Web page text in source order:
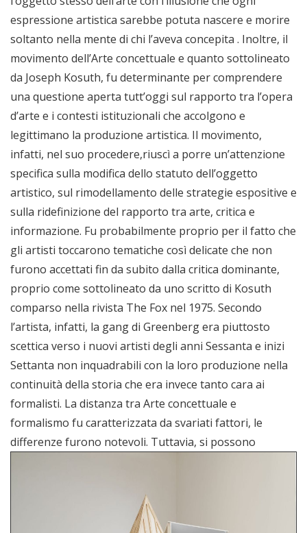
espressione artistica sarebbe potuta nascere e morire
soltanto nella mente di chi l’aveva concepita . Inoltre, il
movimento dell’Arte concettuale e quanto sottolineato
da Joseph Kosuth, fu determinante per comprendere
una questione aperta tutt’oggi sul rapporto tra l’opera
d’arte e i contesti istituzionali che accolgono e
legittimano la produzione artistica. Il movimento,
infatti, nel suo procedere,riuscì a porre un’attenzione
specifica sulla modifica dello statuto dell’oggetto
artistico, sul rimodellamento delle strategie espositive e
sulla ridefinizione del rapporto tra arte, critica e
informazione. Fu probabilmente proprio per il fatto che
gli artisti toccarono tematiche così delicate che non
furono accettati fin da subito dalla critica dominante,
proprio come sottolineato da uno scritto di Kosuth
comparso nella rivista The Fox nel 1975. Secondo
l’artista, infatti, la gang di Greenberg era piuttosto
scettica verso i nuovi artisti degli anni Sessanta e inizi
Settanta non inquadrabili con la loro produzione nella
continuità della storia che era invece tanto cara ai
formalisti. La distanza tra Arte concettuale e
formalismo fu caratterizzata da svariati fattori, le
differenze furono notevoli. Tuttavia, si possono